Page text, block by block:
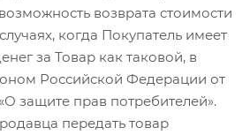
возврата стоимости
когда Покупатель имеет
за Товар как таковой, в
Российской Федерации от
защите прав потребителей».
передать товар